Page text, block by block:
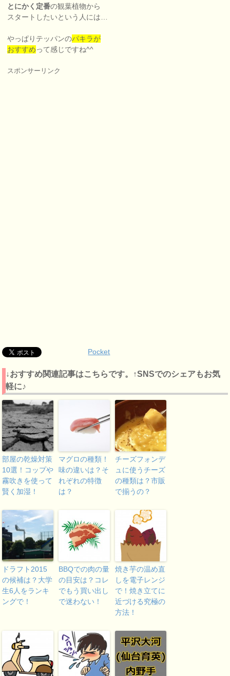
とにかく定番の観葉植物から
スタートしたいという人には…
やっぱりテッパンのパキラが
おすすめって感じですね^^
スポンサーリンク
Pocket
↓おすすめ関連記事はこちらです。↑SNSでのシェアもお気
軽に♪
部屋の乾燥対策
10選！コップや
霧吹きを使って
賢く加湿！
マグロの種類！
味の違いは？そ
れぞれの特徴
は？
チーズフォンデ
ュに使うチーズ
の種類は？市販
で揃うの？
ドラフト2015
の候補は？大学
生6人をランキ
ングで！
BBQでの肉の量
の目安は？コレ
でもう買い出し
で迷わない！
焼き芋の温め直
しを電子レンジ
で！焼き立てに
近づける究極の
方法！